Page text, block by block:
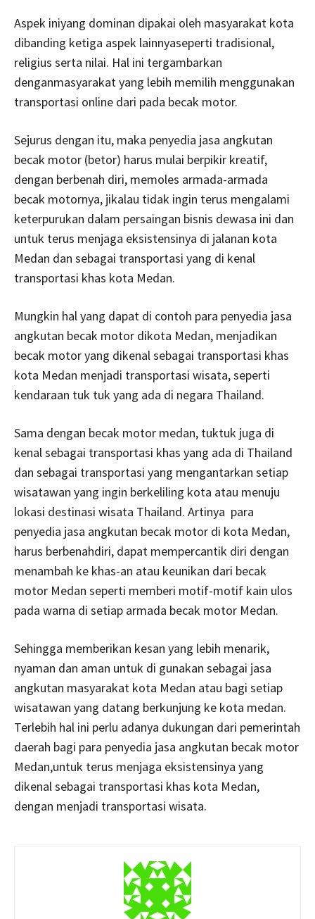
Aspek iniyang dominan dipakai oleh masyarakat kota
dibanding ketiga aspek lainnyaseperti tradisional,
religius serta nilai. Hal ini tergambarkan
denganmasyarakat yang lebih memilih menggunakan
transportasi online dari pada becak motor.
Sejurus dengan itu, maka penyedia jasa angkutan
becak motor (betor) harus mulai berpikir kreatif,
dengan berbenah diri, memoles armada-armada
becak motornya, jikalau tidak ingin terus mengalami
keterpurukan dalam persaingan bisnis dewasa ini dan
untuk terus menjaga eksistensinya di jalanan kota
Medan dan sebagai transportasi yang di kenal
transportasi khas kota Medan.
Mungkin hal yang dapat di contoh para penyedia jasa
angkutan becak motor dikota Medan, menjadikan
becak motor yang dikenal sebagai transportasi khas
kota Medan menjadi transportasi wisata, seperti
kendaraan tuk tuk yang ada di negara Thailand.
Sama dengan becak motor medan, tuktuk juga di
kenal sebagai transportasi khas yang ada di Thailand
dan sebagai transportasi yang mengantarkan setiap
wisatawan yang ingin berkeliling kota atau menuju
lokasi destinasi wisata Thailand. Artinya para
penyedia jasa angkutan becak motor di kota Medan,
harus berbenahdiri, dapat mempercantik diri dengan
menambah ke khas-an atau keunikan dari becak
motor Medan seperti memberi motif-motif kain ulos
pada warna di setiap armada becak motor Medan.
Sehingga memberikan kesan yang lebih menarik,
nyaman dan aman untuk di gunakan sebagai jasa
angkutan masyarakat kota Medan atau bagi setiap
wisatawan yang datang berkunjung ke kota medan.
Terlebih hal ini perlu adanya dukungan dari pemerintah
daerah bagi para penyedia jasa angkutan becak motor
Medan,untuk terus menjaga eksistensinya yang
dikenal sebagai transportasi khas kota Medan,
dengan menjadi transportasi wisata.